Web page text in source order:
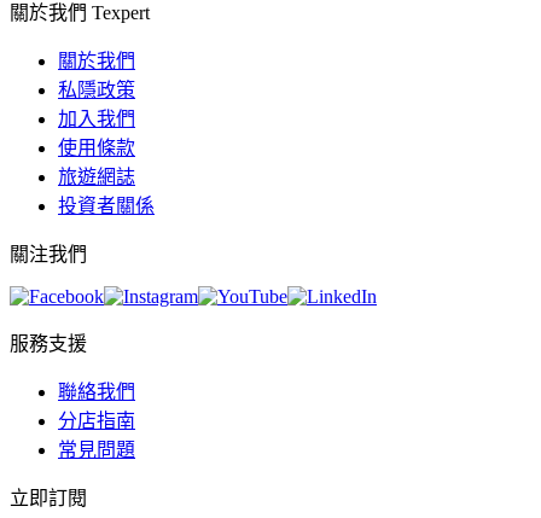
關於我們 Texpert
關於我們
私隱政策
加入我們
使用條款
旅遊網誌
投資者關係
關注我們
服務支援
聯絡我們
分店指南
常見問題
立即訂閱